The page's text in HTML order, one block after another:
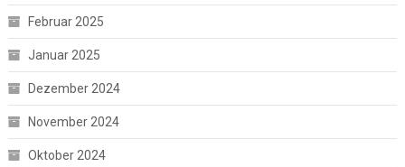
Februar 2025
Januar 2025
Dezember 2024
November 2024
Oktober 2024